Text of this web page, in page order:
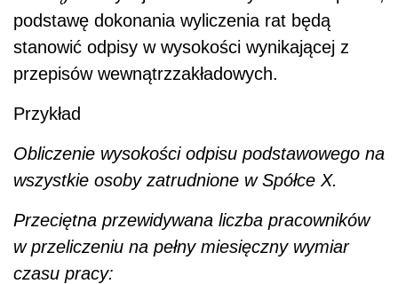
podstawę dokonania wyliczenia rat będą
stanowić odpisy w wysokości wynikającej z
przepisów wewnątrzzakładowych.
Przykład
Obliczenie wysokości odpisu podstawowego na
wszystkie osoby zatrudnione w Spółce X.
Przeciętna przewidywana liczba pracowników
w przeliczeniu na pełny miesięczny wymiar
czasu pracy: